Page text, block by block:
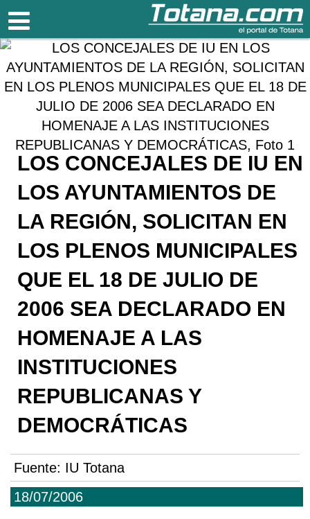
Totana.com
18/07/2006
LOS CONCEJALES DE IU EN
LOS AYUNTAMIENTOS DE
LA REGIÓN, SOLICITAN EN
LOS PLENOS MUNICIPALES
QUE EL 18 DE JULIO DE
2006 SEA DECLARADO EN
HOMENAJE A LAS
INSTITUCIONES
REPUBLICANAS Y
DEMOCRÁTICAS
Fuente: IU Totana